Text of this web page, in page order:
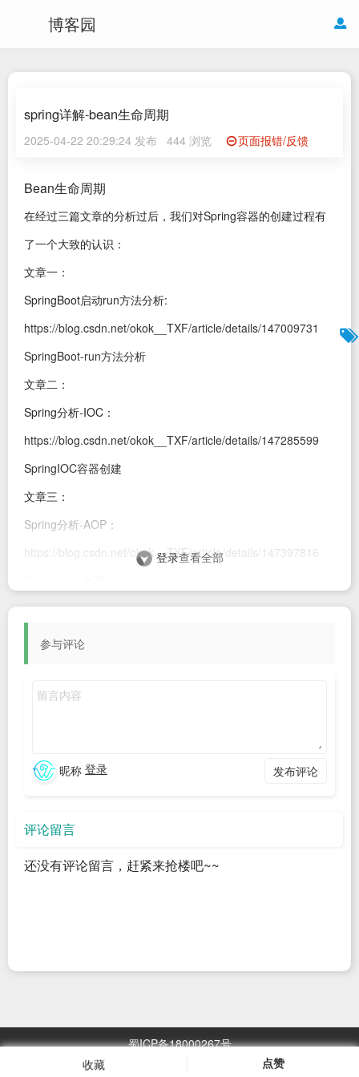
博客园
spring详解-bean生命周期
2025-04-22 20:29:24 发布 444 浏览 页面报错/反馈
收藏 点赞
Bean生命周期
在经过三篇文章的分析过后，我们对Spring容器的创建过程有
了一个大致的认识：
文章一：
SpringBoot启动run方法分析:
https://blog.csdn.net/okok__TXF/article/details/147009731
SpringBoot-run方法分析
文章二：
Spring分析-IOC：
https://blog.csdn.net/okok__TXF/article/details/147285599
SpringIOC容器创建
文章三：
Spring分析-AOP：
https://blog.csdn.net/okok__TXF/article/details/147397816
我们都知道是在refresh()方法里面进行的，本文就来对Bean
的生命周期作一个总结，本文就不探讨具体源码了。
1.bean工厂的后处理器
invokeBeanFactoryPostProcessors
方法会把所有实现
BeanDefinitionRegistryPostProcessor
用。
阶段开始之前添加更多的 bean 定义。也就是说可以增加额外
BeanFactoryPostProcessor :: postProcessBeanFactory()方
法：所有 bean 定义都已加载，但尚未实例化任何 bean。这允
登录查看全部
参与评论
昵称 登录 发布评论
评论留言
还没有评论留言，赶紧来抢楼吧~~
蜀ICP备18000267号
万次